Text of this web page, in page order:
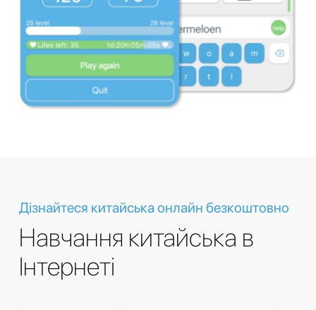
Дізнайтеся китайська онлайн безкоштовно
Навчання китайська в
Інтернеті